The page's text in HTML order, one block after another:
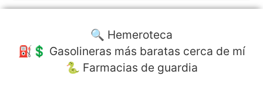
🔍 Hemeroteca
⛽️💲 Gasolineras más baratas cerca de mí
🐍 Farmacias de guardia